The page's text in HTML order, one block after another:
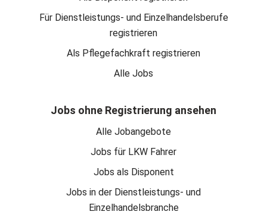
Für Dienstleistungs- und Einzelhandelsberufe
registrieren
Als Pflegefachkraft registrieren
Alle Jobs
Jobs ohne Registrierung ansehen
Alle Jobangebote
Jobs für LKW Fahrer
Jobs als Disponent
Jobs in der Dienstleistungs- und
Einzelhandelsbranche